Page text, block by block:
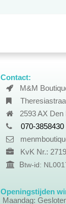
Contact:
M&M
2593 AX Den
070-3858430
KvK Nr.:
Btw-id:
Openingstijden
Maandag: